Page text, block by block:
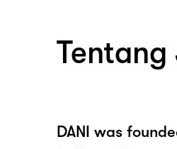
Tentang
DANI was